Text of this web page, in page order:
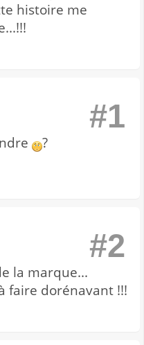
histoire me
#1
?
#2
la marque...
faire dorénavant !!!